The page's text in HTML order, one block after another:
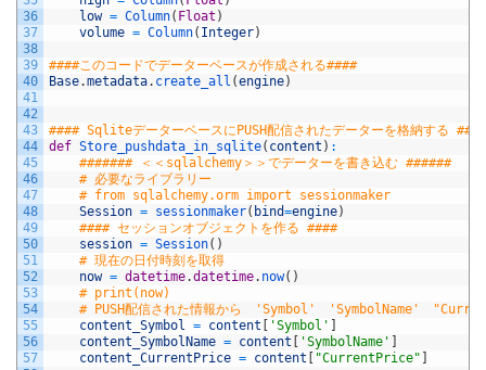
36
37
38
39
40
41
42
43
44
45
46
47
48
49
50
51
52
53
54
55
56
57
low = Column( Float )
volume = Column( Integer)
####このコードでデーターベースが作成される####
Base.metadata. create_all (engine)
#### SqliteデーターベースにPUSH配信されたデーターを格納する ####
def Store_pushdata_in_sqlite( content ) :
####### ＜＜sqlalchemy＞＞でデーターを書き込む ######
# 必要なライブラリー
# from sqlalchemy.orm import sessionmaker
Session = sessionmaker( bind=engine)
#### セッションオブジェクトを作る ####
session = Session( )
# 現在の日付時刻を取得
now = datetime.datetime. now( )
# print(now)
# PUSH配信された情報から　'Symbol'　'SymbolName'　
content_Symbol = content 'Symbol'
content_SymbolName = content 'SymbolName'
content_CurrentPrice = content "CurrentPrice"